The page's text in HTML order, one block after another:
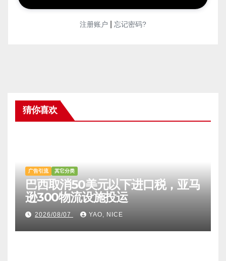
注册账户 忘记密码?
猜你喜欢
广告引流 其它分类
巴西取消50美元以下进口税，亚马
逊300物流设施投运
2026/08/07 YAO, NICE